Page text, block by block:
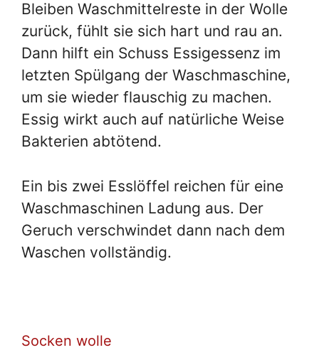
Bleiben Waschmittelreste in der Wolle
zurück, fühlt sie sich hart und rau an.
Dann hilft ein Schuss Essigessenz im
letzten Spülgang der Waschmaschine,
um sie wieder flauschig zu machen.
Essig wirkt auch auf natürliche Weise
Bakterien abtötend.
Ein bis zwei Esslöffel reichen für eine
Waschmaschinen Ladung aus. Der
Geruch verschwindet dann nach dem
Waschen vollständig.
Socken wolle